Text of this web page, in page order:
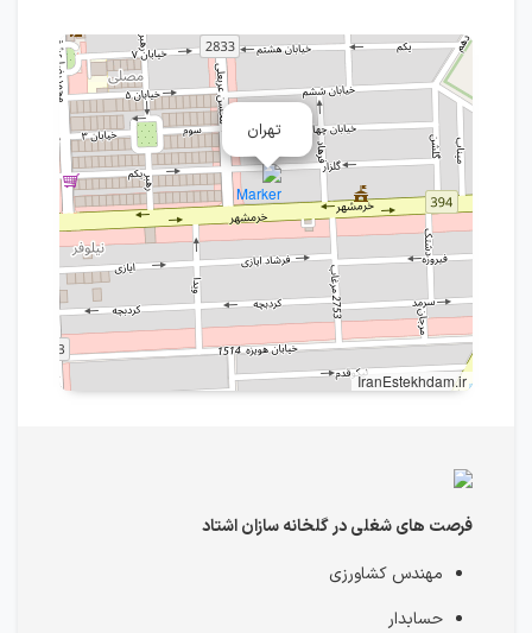
تهران
IranEstekhdam.ir
فرصت های شغلی در گلخانه سازان اشتاد
مهندس کشاورزی
حسابدار